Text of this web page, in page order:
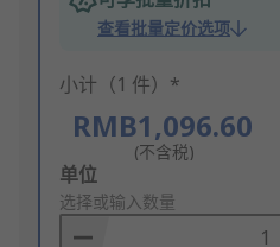
查看批量定价选项
小计（1 件）*
RMB1,096.60
(不含税)
Add
to
Basket
单位
选择或输入数量